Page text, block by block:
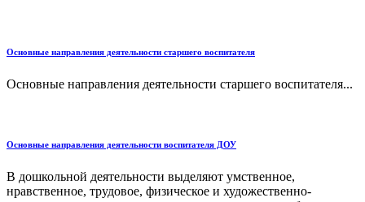
Основные направления деятельности старшего воспитателя
Основные направления деятельности старшего воспитателя...
Основные направления деятельности воспитателя ДОУ
В дошкольной деятельности выделяют умственное,
нравственное, трудовое, физическое и художественно-